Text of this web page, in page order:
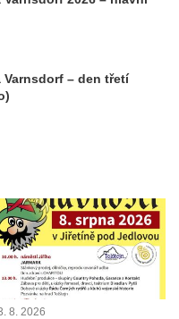
– den třetí
8. 2026